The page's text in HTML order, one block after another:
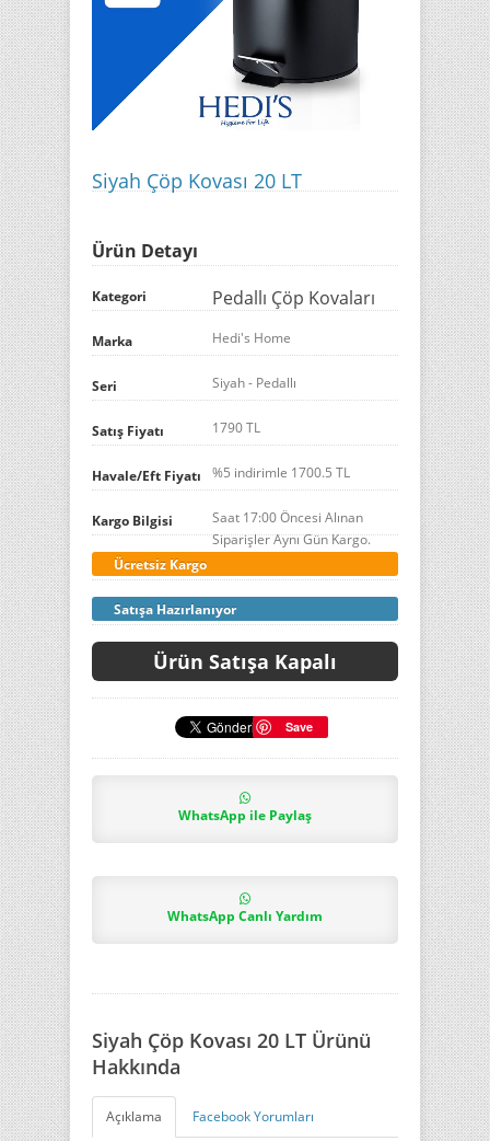
Siyah Çöp Kovası 20 LT
Ürün Detayı
Kategori Pedallı Çöp Kovaları
Marka Hedi's Home
Seri Siyah - Pedallı
Satış Fiyatı 1790 TL
Havale/Eft Fiyatı %5 indirimle 1700.5 TL
Kargo Bilgisi
Saat 17:00 Öncesi Alınan
Siparişler Aynı Gün Kargo.
Ücretsiz Kargo
Satışa Hazırlanıyor
Ürün Satışa Kapalı
Save
WhatsApp ile Paylaş
WhatsApp Canlı Yardım
Siyah Çöp Kovası 20 LT Ürünü
Hakkında
Açıklama Facebook Yorumları